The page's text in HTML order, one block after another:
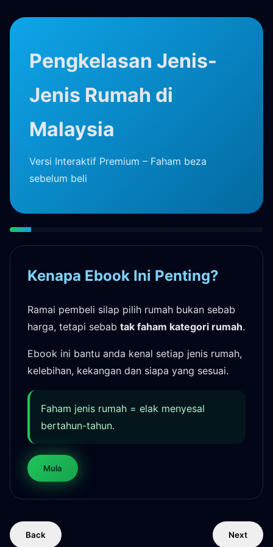
Pengkelasan Jenis-
Jenis Rumah di
Malaysia
Versi Interaktif Premium – Faham beza
sebelum beli
Kenapa Ebook Ini Penting?
Ramai pembeli silap pilih rumah bukan sebab
harga, tetapi sebab tak faham kategori rumah.
Ebook ini bantu anda kenal setiap jenis rumah,
kelebihan, kekangan dan siapa yang sesuai.
Faham jenis rumah = elak menyesal
bertahun-tahun.
Mula
Back Next